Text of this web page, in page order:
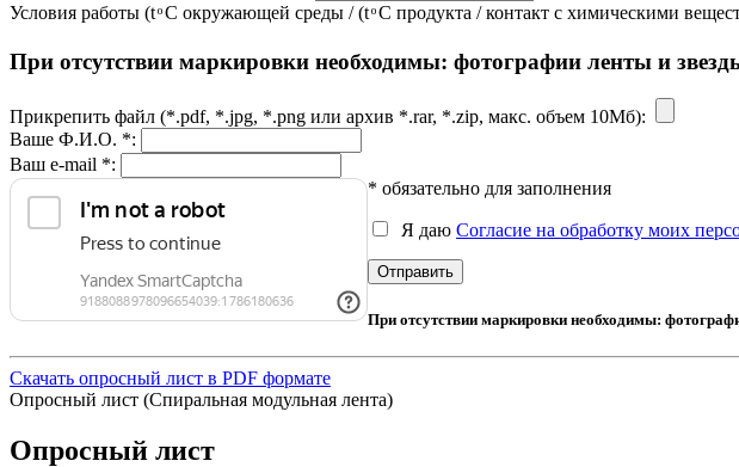
Условия работы (t ͦ C окружающей среды / (t ͦ C продукта / контакт с химическими
При отсутствии маркировки необходимы: фотографии ленты и
Прикрепить файл (*.pdf, *.jpg, *.png или архив *.rar, *.zip, макс. объем 10Мб):
Ваше Ф.И.О. *:
Ваш e-mail *:
* обязательно для заполнения
Я даю Согласие на обработку моих
При отсутствии маркировки необходимы:
Скачать опросный лист в PDF формате
Опросный лист (Спиральная модульная лента)
Опросный лист